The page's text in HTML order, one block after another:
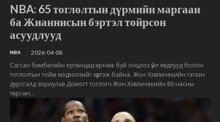
NBA: 65 тоглолтын дүрмийн маргаан
ба Жианнисын бэртэл тойрсон
асуудлууд
NBA 2026-04-08
Сагсан бөмбөгийн ертөнцөд өрнөж буй онцлох үйл явдлууд болон
тоглолтын тойм мэдээллийг хүргэж байна. Жон Хэвличекийн гэгээн
дурсгалд зориулав Домогт тоглогч Жон Хэвличекийн 86 насны
төрсөн...